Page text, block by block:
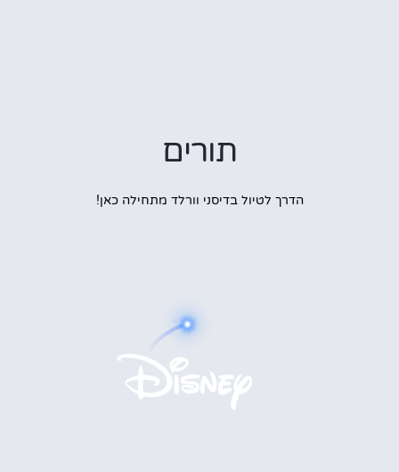
תורים
הדרך לטיול בדיסני וורלד מתחילה כאן!